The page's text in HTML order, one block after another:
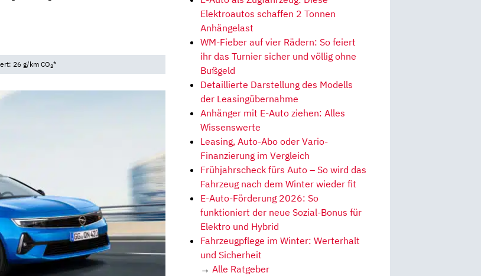
26 g/km CO2*
Elektroautos schaffen 2 Tonnen
Anhängelast
WM-Fieber auf vier Rädern: So feiert
ihr das Turnier sicher und völlig ohne
Bußgeld
Detaillierte Darstellung des Modells
der Leasingübernahme
Anhänger mit E-Auto ziehen: Alles
Wissenswerte
Leasing, Auto-Abo oder Vario-
Finanzierung im Vergleich
Frühjahrscheck fürs Auto – So wird das
Fahrzeug nach dem Winter wieder fit
E-Auto-Förderung 2026: So
funktioniert der neue Sozial-Bonus für
Elektro und Hybrid
Fahrzeugpflege im Winter: Werterhalt
und Sicherheit
→ Alle Ratgeber